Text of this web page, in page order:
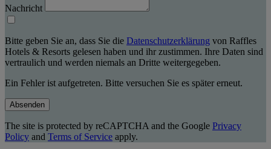
Nachricht
Bitte geben Sie an, dass Sie die Datenschutzerklärung von Raffles
Hotels & Resorts gelesen haben und ihr zustimmen. Ihre Daten sind
vertraulich und werden niemals an Dritte weitergegeben.
Ein Fehler ist aufgetreten. Bitte versuchen Sie es später erneut.
Absenden
The site is protected by reCAPTCHA and the Google Privacy
Policy and Terms of Service apply.